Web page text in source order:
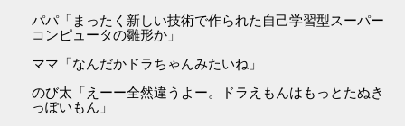
パパ「まったく新しい技術で作られた自己学習型スーパー
コンピュータの雛形か」
ママ「なんだかドラちゃんみたいね」
のび太「えーー全然違うよー。ドラえもんはもっとたぬき
っぽいもん」